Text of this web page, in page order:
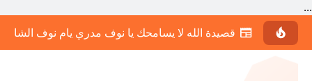
...
قصيدة الله لا يسامحك يا نوف مدري يام نوف